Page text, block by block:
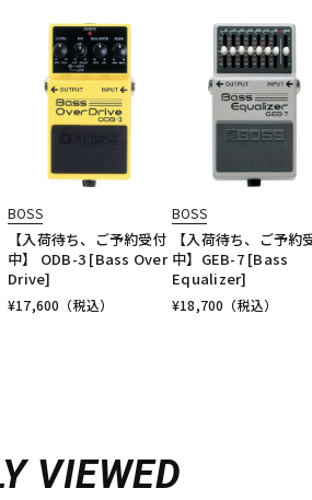
BOSS
【入荷待ち、ご予約受付
中】 ODB-3 [Bass Over
Drive]
¥17,600 （税込）
BOSS
【入荷待ち、ご予約
中】GEB-7 [Bass
Equalizer]
¥18,700 （税込）
VIEWED